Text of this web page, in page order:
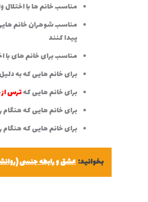
مناسب خانم ها با
مناسب شوهران خانم
پیدا کنند
مناسب برای خانم های
برای خانم هایی که به
برای خانم هایی کهترس
برای خانم هایی که
برای خانم هایی که
بخوانید:عشق و رابطه جنسی